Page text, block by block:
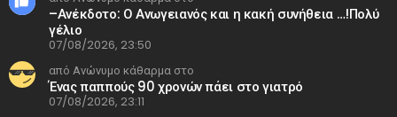
–Ανέκδοτο: Ο Ανωγειανός και η κακή συνήθεια …!Πολύ
γέλιο
07/08/2026, 23:50
από Ανώνυμο κάθαρμα στο
Ένας παππούς 90 χρονών πάει στο γιατρό
07/08/2026, 23:11